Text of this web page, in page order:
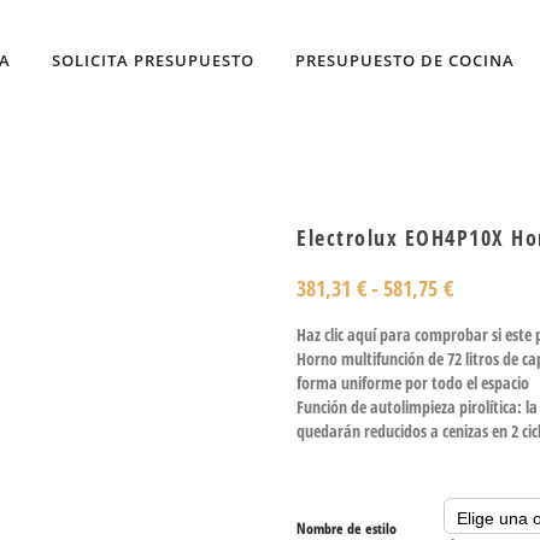
SOLICITA PRESUPUESTO PRESUPUESTO DE COCINA
Electrolux EOH4P10X
381,31 €- 581,75 €
Haz clic aquí para comprobar si
Horno multifunción de 72 litros de
forma uniforme por todo el espacio
Función de autolimpieza pirolítica:
quedarán reducidos a cenizas en 2
Nombre de estilo